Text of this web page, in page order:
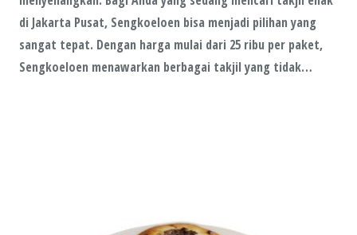
di Jakarta Pusat, Sengkoeloen bisa menjadi pilihan yang
sangat tepat. Dengan harga mulai dari 25 ribu per paket,
Sengkoeloen menawarkan berbagai takjil yang tidak…